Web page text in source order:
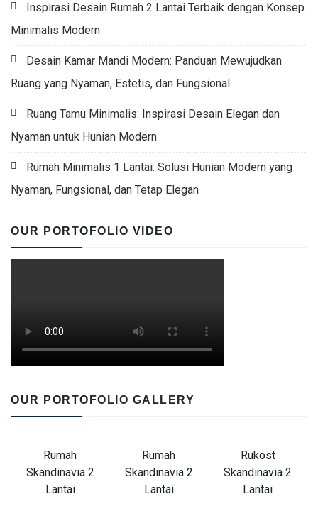
Inspirasi Desain Rumah 2 Lantai Terbaik dengan Konsep
Minimalis Modern
Desain Kamar Mandi Modern: Panduan Mewujudkan
Ruang yang Nyaman, Estetis, dan Fungsional
Ruang Tamu Minimalis: Inspirasi Desain Elegan dan
Nyaman untuk Hunian Modern
Rumah Minimalis 1 Lantai: Solusi Hunian Modern yang
Nyaman, Fungsional, dan Tetap Elegan
OUR PORTOFOLIO VIDEO
OUR PORTOFOLIO GALLERY
Rumah
Skandinavia 2
Lantai
Rumah
Skandinavia 2
Lantai
Rukost
Skandinavia 2
Lantai